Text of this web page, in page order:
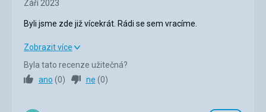
Služby
spokojenost
Září 2023
Byli jsme zde již vícekrát. Rádi se sem vracíme.
Byli jsme zde již vícekrát. Rádi se sem vracíme.
Strava
Zobrazit více
Byla tato recenze užitečná?
ano (0) ne (0)